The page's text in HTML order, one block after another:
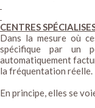
CENTRES
Dans la mesure où
spécifique par un
automatiquement
la fréquentation réelle.
En principe, elles se